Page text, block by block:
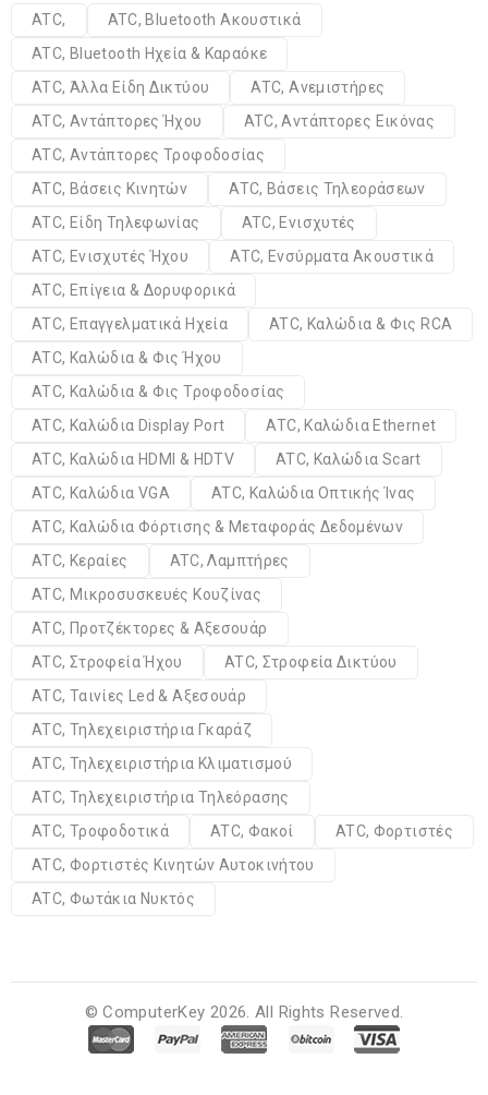
ATC,
ATC, Bluetooth Ακουστικά
ATC, Bluetooth Ηχεία & Καραόκε
ATC, Άλλα Είδη Δικτύου
ATC, Ανεμιστήρες
ATC, Αντάπτορες Ήχου
ATC, Αντάπτορες Εικόνας
ATC, Αντάπτορες Τροφοδοσίας
ATC, Βάσεις Κινητών
ATC, Βάσεις Τηλεοράσεων
ATC, Είδη Τηλεφωνίας
ATC, Ενισχυτές
ATC, Ενισχυτές Ήχου
ATC, Ενσύρματα Ακουστικά
ATC, Επίγεια & Δορυφορικά
ATC, Επαγγελματικά Ηχεία
ATC, Καλώδια & Φις RCA
ATC, Καλώδια & Φις Ήχου
ATC, Καλώδια & Φις Τροφοδοσίας
ATC, Καλώδια Display Port
ATC, Καλώδια Ethernet
ATC, Καλώδια HDMI & HDTV
ATC, Καλώδια Scart
ATC, Καλώδια VGA
ATC, Καλώδια Οπτικής Ίνας
ATC, Καλώδια Φόρτισης & Μεταφοράς Δεδομένων
ATC, Κεραίες
ATC, Λαμπτήρες
ATC, Μικροσυσκευές Κουζίνας
ATC, Προτζέκτορες & Αξεσουάρ
ATC, Στροφεία Ήχου
ATC, Στροφεία Δικτύου
ATC, Ταινίες Led & Αξεσουάρ
ATC, Τηλεχειριστήρια Γκαράζ
ATC, Τηλεχειριστήρια Κλιματισμού
ATC, Τηλεχειριστήρια Τηλεόρασης
ATC, Τροφοδοτικά
ATC, Φακοί
ATC, Φορτιστές
ATC, Φορτιστές Κινητών Αυτοκινήτου
ATC, Φωτάκια Νυκτός
© ComputerKey 2026. All Rights Reserved.